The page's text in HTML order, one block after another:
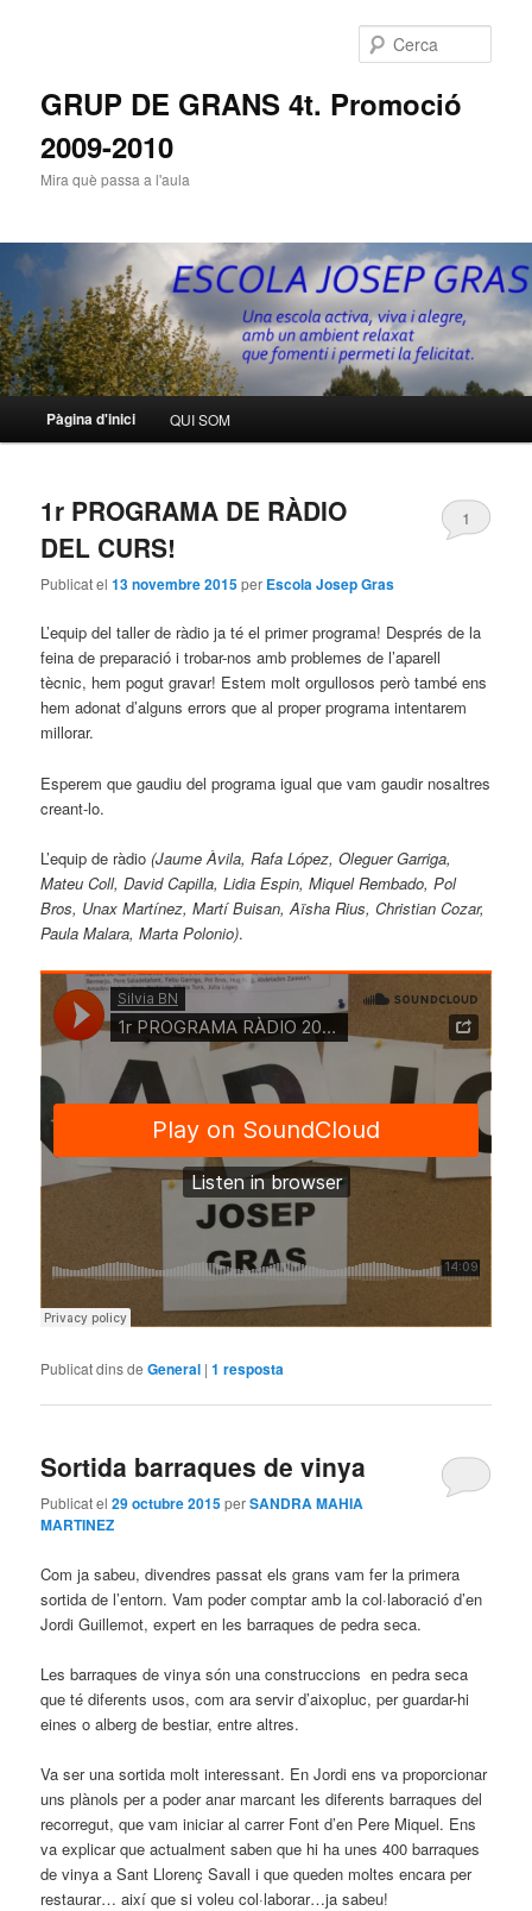
GRUP DE GRANS 4t. Promoció
2009-2010
Mira què passa a l'aula
Aneu
contingut
principal
Aneu
contingut
secundari
Pàgina d'inici QUI SOM
1r PROGRAMA DE RÀDIO
DEL CURS!
Publicat el13 novembre 2015per Escola Josep Gras
1
L’equip del taller de ràdio ja té el primer programa! Després de la
feina de preparació i trobar-nos amb problemes de l’aparell
tècnic, hem pogut gravar! Estem molt orgullosos però també ens
hem adonat d’alguns errors que al proper programa intentarem
millorar.
Esperem que gaudiu del programa igual que vam gaudir nosaltres
creant-lo.
L’equip de ràdio(Jaume Àvila, Rafa López, Oleguer Garriga,
Mateu Coll, David Capilla, Lidia Espin, Miquel Rembado, Pol
Bros, Unax Martínez, Martí Buisan, Aïsha Rius, Christian Cozar,
Paula Malara, Marta Polonio).
Publicat dins de General |1 resposta
Sortida barraques de vinya
Publicat el29 octubre 2015perSANDRA MAHIA
MARTINEZ
Com ja sabeu, divendres passat els grans vam fer la primera
sortida de l’entorn. Vam poder comptar amb la col·laboració d’en
Jordi Guillemot, expert en les barraques de pedra seca.
Les barraques de vinya són una construccions en pedra seca
que té diferents usos, com ara servir d’aixopluc, per guardar-hi
eines o alberg de bestiar, entre altres.
Va ser una sortida molt interessant. En Jordi ens va proporcionar
uns plànols per a poder anar marcant les diferents barraques del
recorregut, que vam iniciar al carrer Font d’en Pere Miquel. Ens
va explicar que actualment saben que hi ha unes 400 barraques
de vinya a Sant Llorenç Savall i que queden moltes encara per
restaurar… així que si voleu col·laborar…ja sabeu!